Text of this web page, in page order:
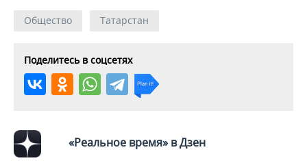
Общество Татарстан
Поделитесь в соцсетях
«Реальное время» в Дзен